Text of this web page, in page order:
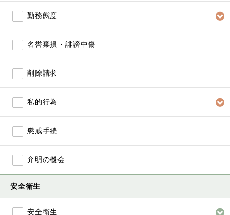
勤務態度
名誉棄損・誹謗中傷
削除請求
私的行為
懲戒手続
弁明の機会
安全衛生
安全衛生